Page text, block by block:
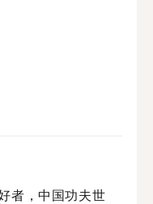
者，中国功夫世